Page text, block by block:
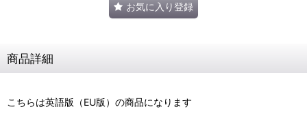
お気に入り登録
商品詳細
こちらは英語版（EU版）の商品になります